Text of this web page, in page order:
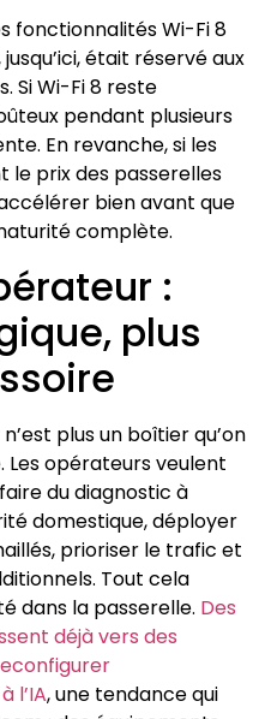
fonctionnalités Wi-Fi 8
était réservé aux
Si Wi-Fi 8 reste
pendant plusieurs
En revanche, si les
le prix des passerelles
bien avant que
complète.
:
plus
plus un boîtier qu’on
opérateurs veulent
du diagnostic à
domestique, déployer
prioriser le trafic et
Tout cela
dans la passerelle. Des
déjà vers des
l’IA, une tendance qui